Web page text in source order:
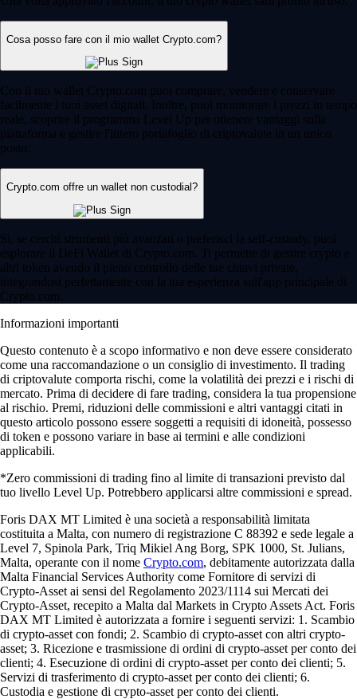
Cosa posso fare con il mio wallet Crypto.com?
Con il tuo wallet Crypto.com puoi comprare, vendere e conservare
facilmente i tuoi asset digitali. Inoltre, puoi monitorare i prezzi in tempo
reale, scoprire il programma Level Up per ottenere vantaggi sulla
piattaforma e gestire l'intero portafoglio di criptovalute in un unico
posto.
Crypto.com offre un wallet non custodial?
Sì, se cerchi strumenti più avanzati o preferisci la self-custody, puoi
esplorare il DeFi Wallet di Crypto.com. Ti permette di gestire crypto e
altri token avendo il pieno controllo delle tue chiavi private,
integrandosi perfettamente con la tua esperienza sull'app principale di
Crypto.com.
Informazioni importanti
Questo contenuto è a scopo informativo e non deve essere considerato
come una raccomandazione o un consiglio di investimento. Il trading
di criptovalute comporta rischi, come la volatilità dei prezzi e i rischi di
mercato. Prima di decidere di fare trading, considera la tua propensione
al rischio. Premi, riduzioni delle commissioni e altri vantaggi citati in
questo articolo possono essere soggetti a requisiti di idoneità, possesso
di token e possono variare in base ai termini e alle condizioni
applicabili.
*Zero commissioni di trading fino al limite di transazioni previsto dal
tuo livello Level Up. Potrebbero applicarsi altre commissioni e spread.
Foris DAX MT Limited è una società a responsabilità limitata
costituita a Malta, con numero di registrazione C 88392 e sede legale a
Level 7, Spinola Park, Triq Mikiel Ang Borg, SPK 1000, St. Julians,
Malta, operante con il nome Crypto.com, debitamente autorizzata dalla
Malta Financial Services Authority come Fornitore di servizi di
Crypto-Asset ai sensi del Regolamento 2023/1114 sui Mercati dei
Crypto-Asset, recepito a Malta dal Markets in Crypto Assets Act. Foris
DAX MT Limited è autorizzata a fornire i seguenti servizi: 1. Scambio
di crypto-asset con fondi; 2. Scambio di crypto-asset con altri crypto-
asset; 3. Ricezione e trasmissione di ordini di crypto-asset per conto dei
clienti; 4. Esecuzione di ordini di crypto-asset per conto dei clienti; 5.
Servizi di trasferimento di crypto-asset per conto dei clienti; 6.
Custodia e gestione di crypto-asset per conto dei clienti.